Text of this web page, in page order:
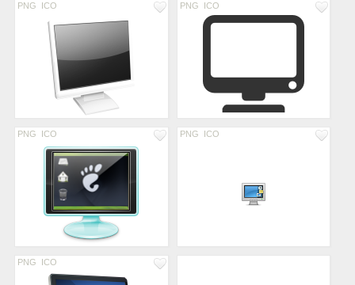
PNG ICO PNG ICO
PNG ICO PNG ICO
PNG ICO